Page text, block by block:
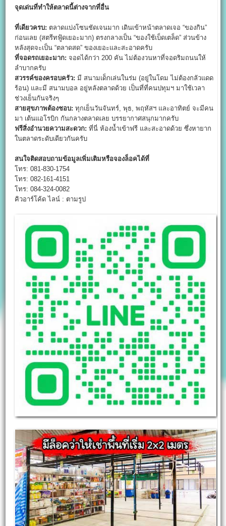
จุดเด่นที่ทำให้ตลาดนี้ต่างจากที่อื่น
ที่เดียวครบ: ตลาดแบ่งโซนชัดเจนมาก เดินเข้าหน้าตลาดเจอ “ของกิน”
ก่อนเลย (สตรีทฟู้ดเยอะมาก) ตรงกลางเป็น “ของใช้เบ็ดเตล็ด” ส่วนข้าง
หลังสุดจะเป็น “ตลาดสด” ของเยอะและสะอาดครับ
ที่จอดรถเยอะมาก: จอดได้กว่า 200 คัน ไม่ต้องวนหาที่จอดริมถนนให้
ลำบากครับ
สวรรค์ของครอบครัว: มี สนามเด็กเล่นในร่ม (อยู่ในโดม ไม่ต้องกลัวแดด
ร้อน) และมี สนามบอล อยู่หลังตลาดด้วย เป็นที่ที่คนปทุมฯ มาใช้เวลา
ช่วงเย็นกันจริงๆ
สายสุขภาพต้องชอบ: ทุกเย็นวันจันทร์, พุธ, พฤหัสฯ และอาทิตย์ จะมีคน
มา เต้นแอโรบิก กันกลางตลาดเลย บรรยากาศสนุกมากครับ
ฟรีสิ่งอำนวยความสะดวก: ที่นี่ ห้องน้ำเข้าฟรี และสะอาดด้วย ซึ่งหายาก
ในตลาดระดับเดียวกันครับ
สนใจติดสอบถามข้อมูลเพิ่มเติมหรือจองล็อคได้ที่
โทร: 081-830-1754
โทร: 082-161-4151
โทร: 084-324-0082
คิวอาร์โค้ด ไลน์ : ตามรูป